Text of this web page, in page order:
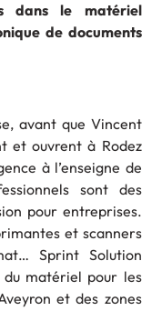
dans le matériel
de documents
avant que Vincent
et ouvrent à Rodez
à l’enseigne de
sont des
pour entreprises.
et scanners
Sprint Solution
matériel pour les
et des zones